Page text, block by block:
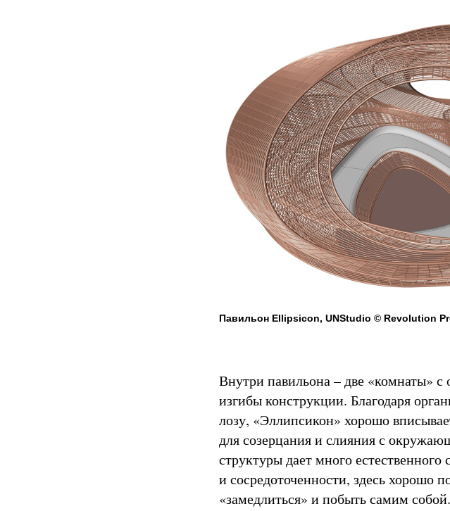
Павильон Ellipsicon, UNStudio © Revolution
Внутри павильона – две «комнаты»
изгибы конструкции. Благодаря
лозу, «Эллипсикон» хорошо
для созерцания и слияния с
структуры дает много
и сосредоточенности, здесь хорошо
«замедлиться» и побыть самим собой.